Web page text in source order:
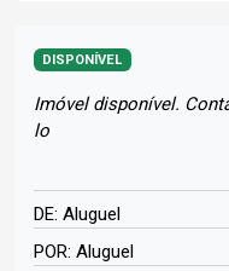
DISPONÍVEL
Imóvel disponível.
lo
DE: Aluguel
POR: Aluguel